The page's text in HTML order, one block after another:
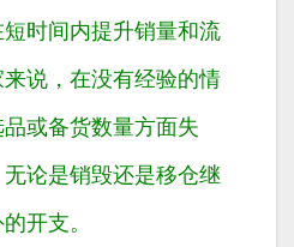
时间内提升销量和流
说，在没有经验的情
或备货数量方面失
论是销毁还是移仓继
开支。